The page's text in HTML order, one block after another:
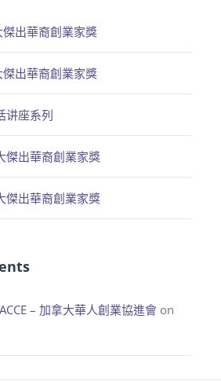
傑出華裔創業家獎
傑出華裔創業家獎
讲座系列
傑出華裔創業家獎
傑出華裔創業家獎
– 加拿大華人創業協進會on